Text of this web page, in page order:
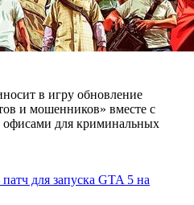
в игру обновление
и мошенников» вместе с
для криминальных
для запуска GTA 5 на